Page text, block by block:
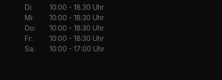
Di:
10:00 - 18.30 Uhr
Mi:
10:00 - 18:30 Uhr
Do:
10:00 - 18:30 Uhr
Fr:
10:00 - 18:30 Uhr
Sa:
10:00 - 17:00 Uhr